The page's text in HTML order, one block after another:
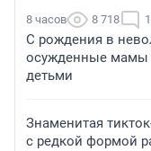
8 часов 8 718
С рождения в
осужденные мамы
детьми
Знаменитая
с редкой формой